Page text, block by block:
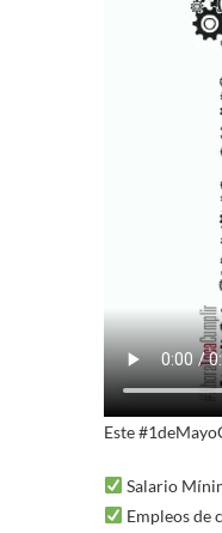
Este
Salario
Empleos de